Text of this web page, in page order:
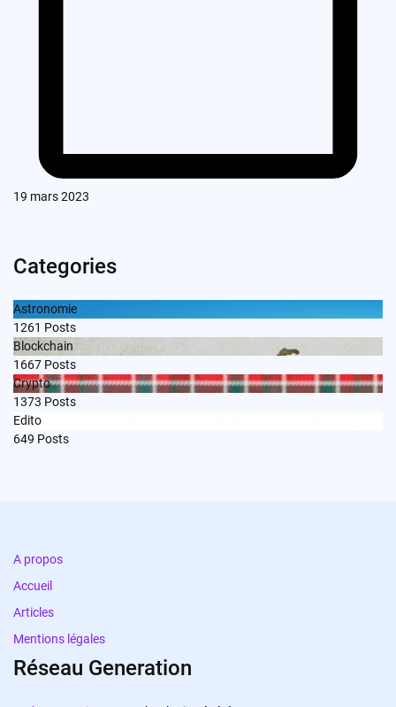
19 mars 2023
Categories
Astronomie
1261 Posts
Blockchain
1667 Posts
Crypto
1373 Posts
Edito
649 Posts
A propos
Accueil
Articles
Mentions légales
Réseau Generation